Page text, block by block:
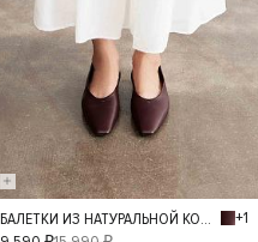
36 37
БАЛЕТКИ ИЗ НАТУРАЛЬНОЙ КОЖИ
+1